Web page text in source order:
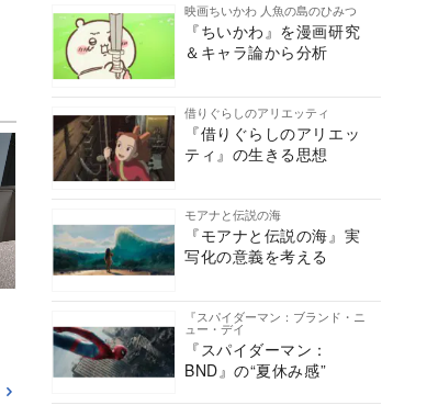
映画ちいかわ 人魚の島のひみつ
『ちいかわ』を漫画研究
＆キャラ論から分析
借りぐらしのアリエッティ
『借りぐらしのアリエッ
ティ』の生きる思想
モアナと伝説の海
『モアナと伝説の海』実
写化の意義を考える
『スパイダーマン：ブランド・ニ
ュー・デイ
『スパイダーマン：
BND』の“夏休み感”